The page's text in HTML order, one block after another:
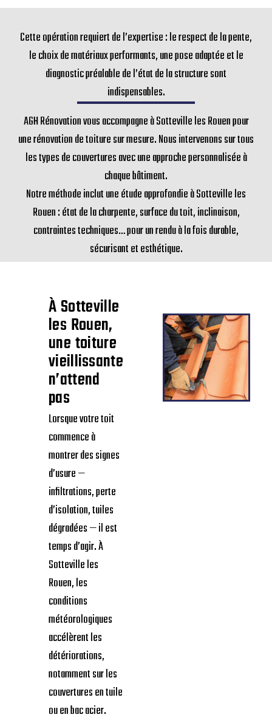
Cette opération requiert de l’expertise : le respect de la pente,
le choix de matériaux performants, une pose adaptée et le
diagnostic préalable de l’état de la structure sont
indispensables.
AGH Rénovation vous accompagne à Sotteville les Rouen pour
une rénovation de toiture sur mesure. Nous intervenons sur tous
les types de couvertures avec une approche personnalisée à
chaque bâtiment.
Notre méthode inclut une étude approfondie à Sotteville les
Rouen : état de la charpente, surface du toit, inclinaison,
contraintes techniques… pour un rendu à la fois durable,
sécurisant et esthétique.
À Sotteville
les Rouen,
une toiture
vieillissante
n’attend
pas
Lorsque votre toit
commence à
montrer des signes
d’usure —
infiltrations, perte
d’isolation, tuiles
dégradées — il est
temps d’agir. À
Sotteville les
Rouen, les
conditions
météorologiques
accélèrent les
détériorations,
notamment sur les
couvertures en tuile
ou en bac acier.